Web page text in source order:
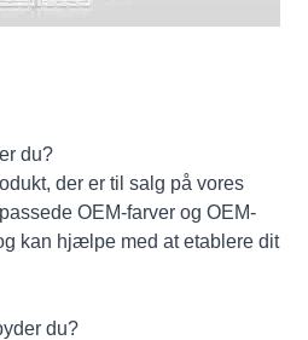
du?
der er til salg på vores
OEM-farver og OEM-
kan hjælpe med at etablere dit
du?